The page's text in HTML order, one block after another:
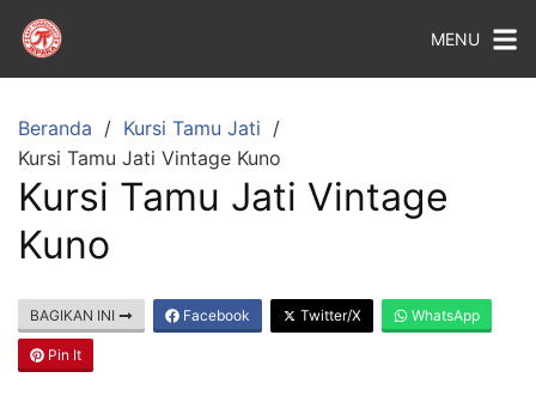
MENU
Beranda
Kursi Tamu Jati
Kursi Tamu Jati Vintage Kuno
Kursi Tamu Jati Vintage
Kuno
BAGIKAN INI Facebook Twitter/X WhatsApp
Pin It